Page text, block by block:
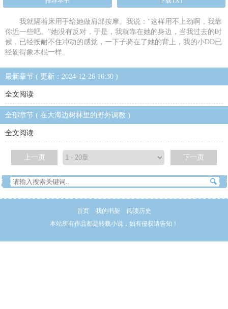
我就隔着床用手给她做肩部按摩。我说：“这样用不上劲啊，我靠
你近一些吧。”她没有反对，于是，我就靠在她的身边，当我过去的时
候，已经按耐不住冲动的感觉，一下子骑在了她的背上，我的小DD已
经硬得象木棍一样..
最新章节 ( 更新：2024-12-26 16:30 )
全文阅读
全部章节 ( 在大海边树林里的野外调教 )
全文阅读
上一页 下一页
首页 我的书架
阅读历史
本站所有作品都是转载小说，如有侵权请告知！